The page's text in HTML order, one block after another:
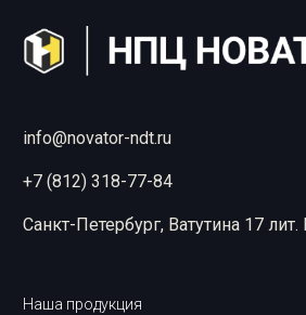
info@novator-ndt.ru
+7 (812) 318-77-84
Санкт-Петербург, Ватутина 17 лит.
Наша продукция